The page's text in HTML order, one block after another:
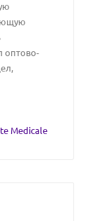
оптово-
Medicale